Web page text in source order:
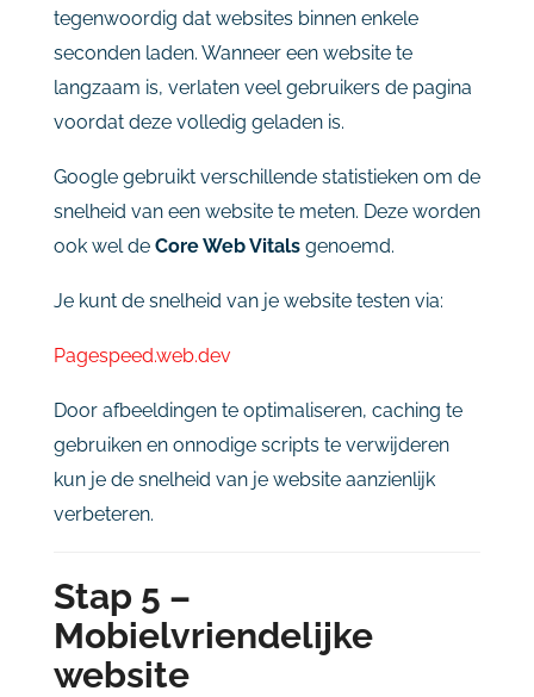
tegenwoordig dat websites binnen enkele
seconden laden. Wanneer een website te
langzaam is, verlaten veel gebruikers de pagina
voordat deze volledig geladen is.
Google gebruikt verschillende statistieken om de
snelheid van een website te meten. Deze worden
ook wel de CoreWebVitals genoemd.
Je kunt de snelheid van je website testen via:
Pagespeed.web.dev
Door afbeeldingen te optimaliseren, caching te
gebruiken en onnodige scripts te verwijderen
kun je de snelheid van je website aanzienlijk
verbeteren.
Stap 5 –
Mobielvriendelijke
website